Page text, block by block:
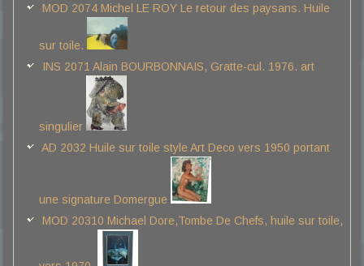
MOD 2074 Michel LE ROY Le retour des paysans. Huile
sur toile.
INS 2071 Alain BOURBONNAIS, Gratte-cul. 1976. art
singulier
AD 2032 Huile sur toile style Art Deco vers 1950 portant
une signature Domergue
MOD 20310 Michael Dore,Tombe De Chefs, huile sur toile,